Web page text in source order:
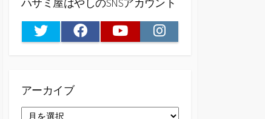
Twitter Facebook Youtube Instagram
アーカイブ